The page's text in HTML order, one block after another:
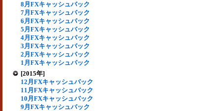
8月FXキャッシュバック
7月FXキャッシュバック
6月FXキャッシュバック
5月FXキャッシュバック
4月FXキャッシュバック
3月FXキャッシュバック
2月FXキャッシュバック
1月FXキャッシュバック
[2015年]
12月FXキャッシュバック
11月FXキャッシュバック
10月FXキャッシュバック
9月FXキャッシュバック